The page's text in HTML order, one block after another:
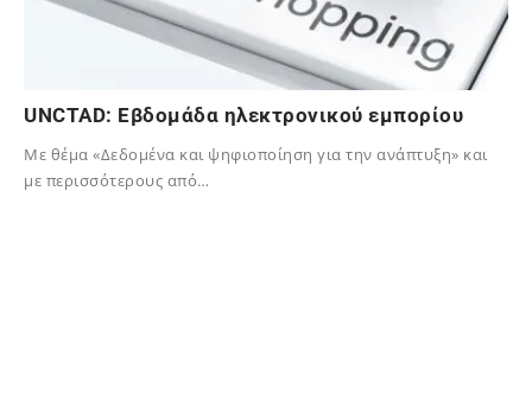
UNCTAD: Εβδομάδα ηλεκτρονικού εμπορίου
Με θέμα «Δεδομένα και ψηφιοποίηση για την ανάπτυξη» και
με περισσότερους από…